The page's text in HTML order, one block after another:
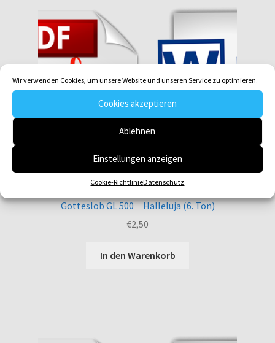
Wir verwenden Cookies, um unsere Website und unseren Service zu optimieren.
Cookies akzeptieren
Ablehnen
Einstellungen anzeigen
Cookie-RichtlinieDatenschutz
Gotteslob GL 500 Halleluja (6. Ton)
€2,50
In den Warenkorb